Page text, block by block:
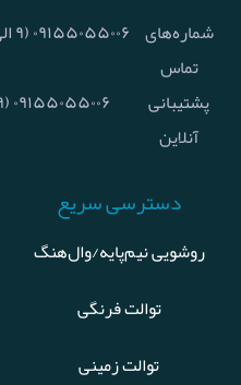
شماره‌های
تماس
پشتیبانی
آنلاین
دسترسی سریع
روشویی نیم‌پایه/وال‌هنگ
توالت فرنگی
توالت زمینی